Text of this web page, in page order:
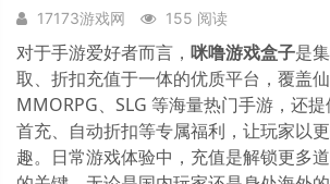
17173游戏网 155 阅读
对于手游爱好者而言， 咪噜游戏盒子是
取、折扣充值于一体的优质平台，覆盖仙
MMORPG、SLG 等海量热门手游，还
首充、自动折扣等专属福利，让玩家以
趣。日常游戏体验中，充值是解锁更多